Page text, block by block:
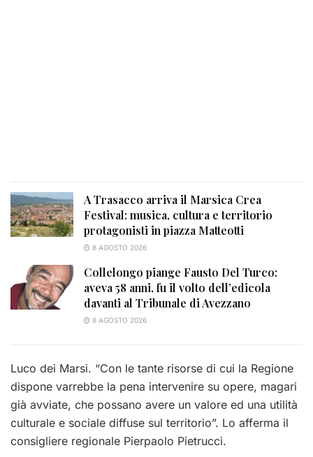
A Trasacco arriva il Marsica Crea
Festival: musica, cultura e territorio
protagonisti in piazza Matteotti
8 AGOSTO 2026
Collelongo piange Fausto Del Turco:
aveva 58 anni, fu il volto dell’edicola
davanti al Tribunale di Avezzano
8 AGOSTO 2026
Luco dei Marsi. “Con le tante risorse di cui la Regione
dispone varrebbe la pena intervenire su opere, magari
già avviate, che possano avere un valore ed una utilità
culturale e sociale diffuse sul territorio”. Lo afferma il
consigliere regionale Pierpaolo Pietrucci.